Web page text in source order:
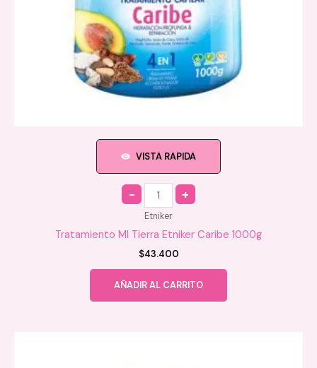
VISTA RAPIDA
Quantity
Etniker
Tratamiento MI Tierra Etniker Caribe 1000g
$43.400
AÑADIR AL CARRITO